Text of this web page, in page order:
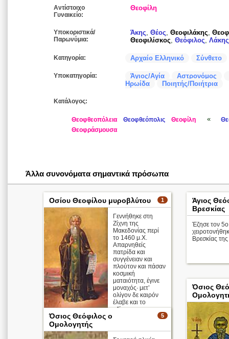
Αντίστοιχο
Γυναικείο:
Θεοφίλη
Υποκοριστικά/
Παρωνύμια:
Άκης, Θέος, Θεοφιλάκης,
Θεοφιλίσκος, Θεόφιλος, Λάκης
Κατηγορία: Αρχαίο Ελληνικό Σύνθετο
Υποκατηγορία: Άγιος/Αγία
Αστρονόμος
Ηρωίδα
Ποιητής/Ποιήτρια
Κατάλογος:
Θεοφθεοπόλεια Θεοφθεόπολις Θεοφίλη «
Θεοφράσμουσα
Άλλα συνονόματα σημαντικά πρόσωπα
1
Οσίου Θεοφίλου μυροβλύτου
Γεννήθηκε στη
Ζίχνη της
Μακεδονίας περί
το 1460 μ.Χ.
Απαρνηθείς
πατρίδα και
συγγένειαν και
πλούτον και πάσαν
κοσμική
ματαιότητα, έγινε
μοναχός· μετ’
ολίγον δε καιρόν
έλαβε και το
αξίωμα της
ιερωσύνης. ...
Απολυτίκιο
Άγιος
Βρεσκίας
Έζησε τον
Βρεσκίας
Όσιος
5
Όσιος Θεόφιλος ο
Ομολογητής